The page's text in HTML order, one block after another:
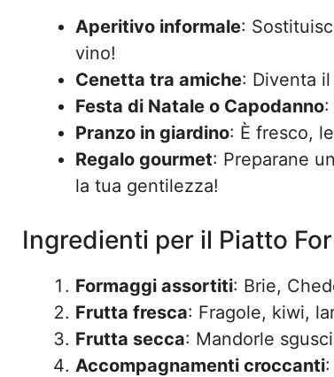
Aperitivo informale:
vino!
Cenetta tra amiche: Diventa
Festa di Natale o Capodanno:
Pranzo in giardino: È fresco,
Regalo gourmet: Preparane
la tua gentilezza!
Ingredienti per il Piatto
Formaggi assortiti: Brie,
Frutta fresca: Fragole, kiwi,
Frutta secca: Mandorle
Accompagnamenti croccanti